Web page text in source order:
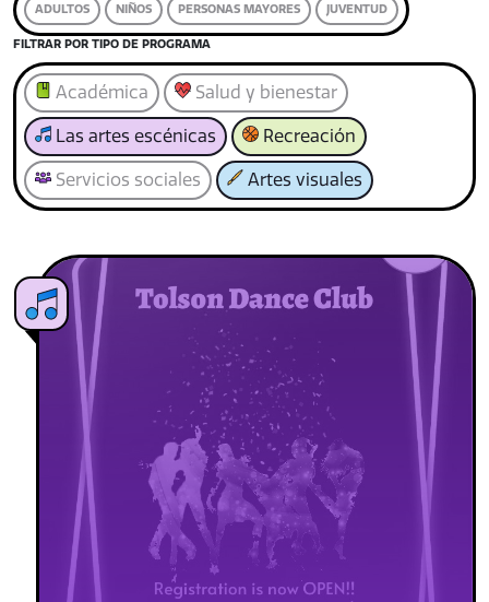
ADULTOS NIÑOS PERSONAS MAYORES JUVENTUD
FILTRAR POR TIPO DE PROGRAMA
Académica Salud y bienestar
Las artes escénicas Recreación
Servicios sociales Artes visuales